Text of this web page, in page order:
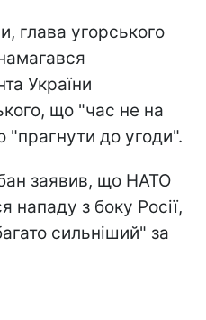
глава угорського
України
що "час не на
"прагнути до угоди".
заявив, що НАТО
нападу з боку Росії,
сильніший" за